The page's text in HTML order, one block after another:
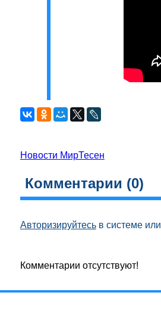
Новости МирТесен
Комментарии (0)
Авторизируйтесьв системе или
Комментарии отсутствуют!